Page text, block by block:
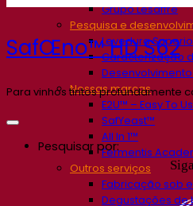
Grupo Lesaffre
Pesquisa e
Levedura
Caracterização
Nossas marcas
E2U™ – Easy To
SafYeast™
All In 1™
Fermentis
Outros serviços
Fabricação sob
Degustações de
SafŒno™ HD S62
Para vinhos tintos profundamente
Pesquisar por: